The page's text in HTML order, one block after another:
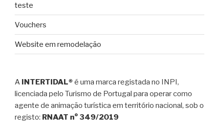
teste
Vouchers
Website em remodelação
A INTERTIDAL® é uma marca registada no INPI,
licenciada pelo Turismo de Portugal para operar como
agente de animação turística em território nacional, sob o
registo: RNAAT n° 349/2019